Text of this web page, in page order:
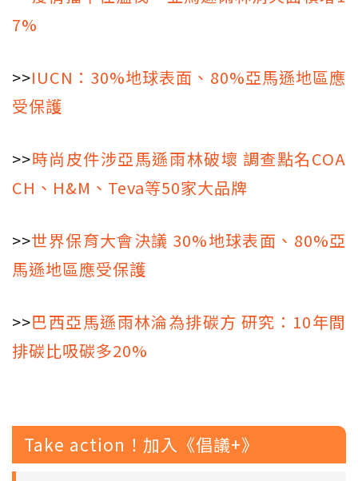
7%
>>IUCN：30%地球表面、80%亞馬遜地區應
受保護
>>時尚皮件涉亞馬遜雨林破壞 調查點名COA
CH、H&M、Teva等50家大品牌
>>世界保育大會決議 30%地球表面、80%亞
馬遜地區應受保護
>>巴西亞馬遜雨林淪為排碳方 研究：10年間
排碳比吸碳多20%
Take action！加入《倡議+》